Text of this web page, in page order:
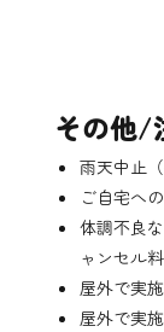
その他/
雨天中止
ご自宅へ
体調不良
ャンセル
屋外で実
屋外で実